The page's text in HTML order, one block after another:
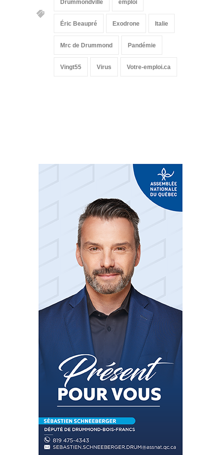
Drummondville emploi
Éric Beaupré Exodrone Italie
Mrc de Drummond Pandémie
Vingt55 Virus Votre-emploi.ca